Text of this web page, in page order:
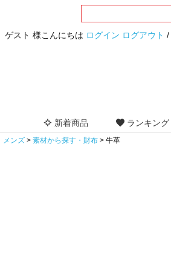
ゲスト 様こんにちは ログイン ログアウト /
新着商品 ランキング
メンズ 素材から探す・財布 牛革